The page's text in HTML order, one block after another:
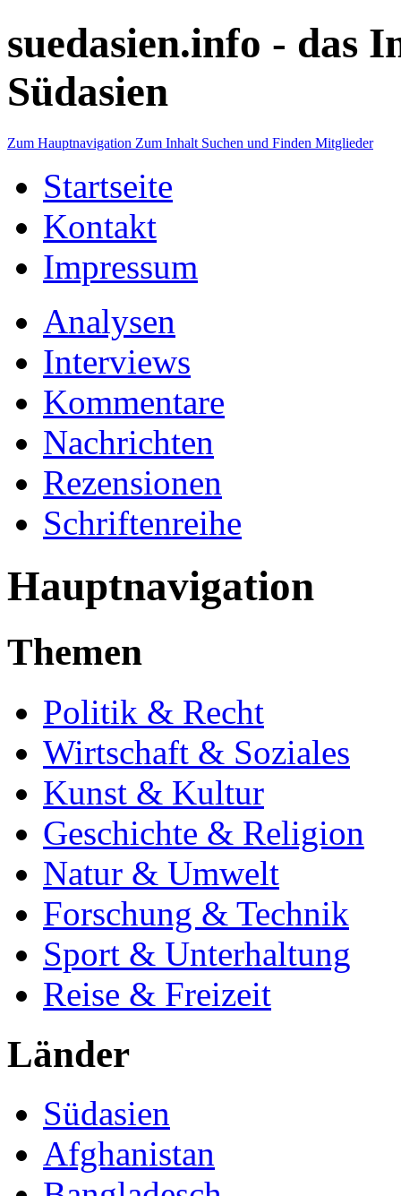
suedasien.info - das
Südasien
Zum Hauptnavigation Zum Inhalt Suchen und Finden Mitglieder
Startseite
Kontakt
Impressum
Analysen
Interviews
Kommentare
Nachrichten
Rezensionen
Schriftenreihe
Hauptnavigation
Themen
Politik & Recht
Wirtschaft & Soziales
Kunst & Kultur
Geschichte & Religion
Natur & Umwelt
Forschung & Technik
Sport & Unterhaltung
Reise & Freizeit
Länder
Südasien
Afghanistan